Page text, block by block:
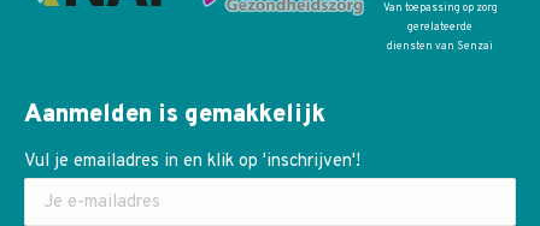
Van toepassing op zorg
gerelateerde
diensten van Senzai
Aanmelden is gemakkelijk
Vul je emailadres in en klik op 'inschrijven'!